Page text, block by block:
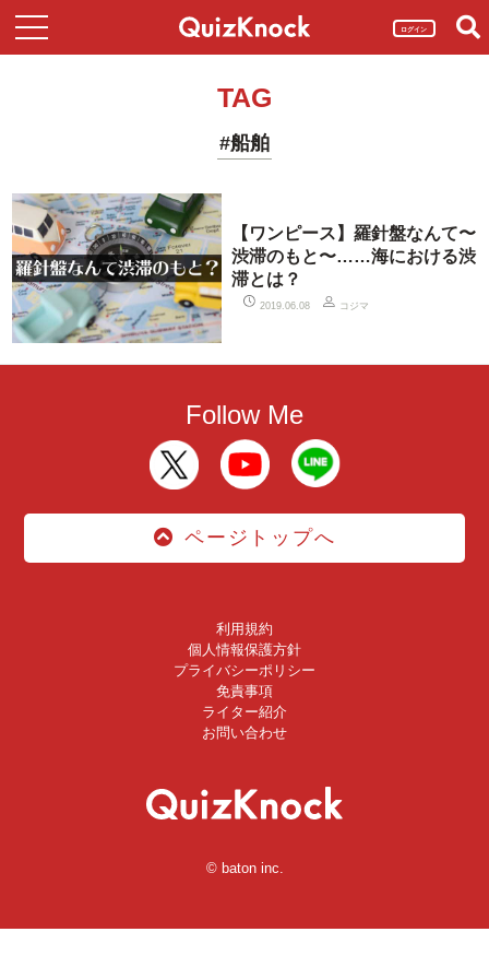
ログイン
TAG
#船舶
【ワンピース】羅針盤なんて〜
渋滞のもと〜……海における渋
滞とは？
2019.06.08 コジマ
Follow Me
ページトップへ
利用規約
個人情報保護方針
プライバシーポリシー
免責事項
ライター紹介
お問い合わせ
© baton inc.